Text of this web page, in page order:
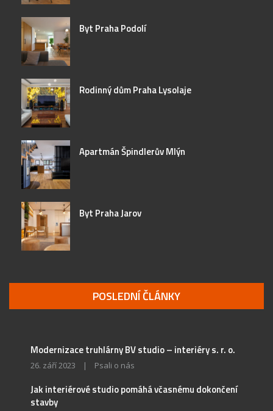
Byt Praha Podolí
Rodinný dům Praha Lysolaje
Apartmán Špindlerův Mlýn
Byt Praha Jarov
POSLEDNÍ ČLÁNKY
Modernizace truhlárny BV studio – interiéry s. r. o.
26. září 2023 | Psali o nás
Jak interiérové studio pomáhá včasnému dokončení
stavby